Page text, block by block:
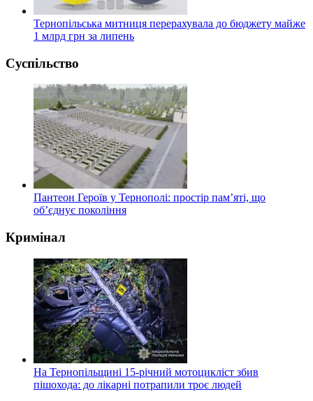
Тернопільська митниця перерахувала до бюджету майже
1 млрд грн за липень
Суспільство
Пантеон Героїв у Тернополі: простір пам’яті, що
об’єднує покоління
Кримінал
На Тернопільщині 15-річний мотоцикліст збив
пішохода: до лікарні потрапили троє людей